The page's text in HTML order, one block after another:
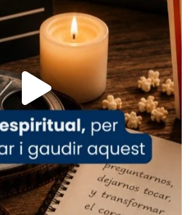
de Barcelonais at Catedral
de juliol, ha tingut lloc la
gràcies en agraïment al
de la visita apostòlica
XIV a Barcelona, i als
la Catedral de Barcelona.
el cardenal Joan
presidit la missa i l’ha
auxiliar de Barcelona,